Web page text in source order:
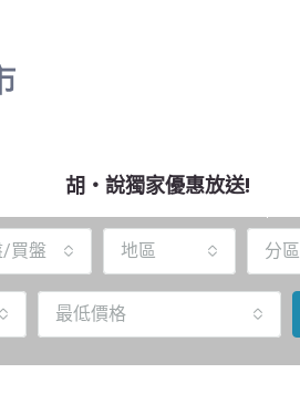
胡‧說獨家優惠放送!
/買盤 地區 分區
最低價格